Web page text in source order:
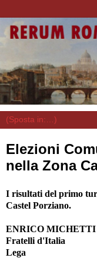
Elezioni
nella Zona
I risultati del primo
Castel Porziano.
ENRICO MICHETTI
Fratelli d'Italia
Lega